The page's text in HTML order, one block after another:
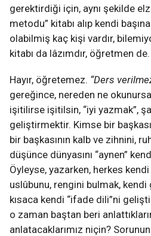
gerektirdiği için, aynı şekilde
metodu” kitabı alıp kendi
olabilmiş kaç kişi vardır,
kitabı da lâzımdır, öğretmen de.
Hayır, öğretemez. “Ders
gereğince, nereden ne
işitilirse işitilsin, “iyi yazmak”,
geliştirmektir. Kimse bir
bir başkasının kalb ve zihnini,
düşünce dünyasını “aynen”
Öyleyse, yazarken, herkes kendi
uslûbunu, rengini bulmak,
kısaca kendi “ifade dili”ni
o zaman baştan beri
anlatacaklarımız niçin?